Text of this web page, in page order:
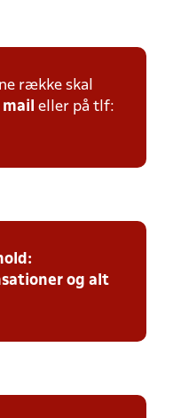
række skal
mail eller på tlf:
og alt